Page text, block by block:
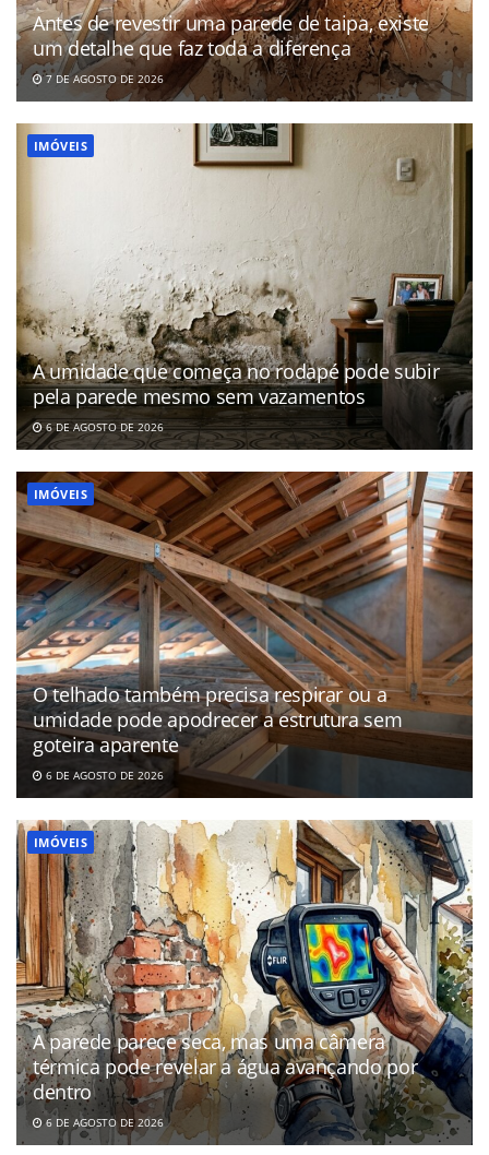
Antes de revestir uma parede de taipa, existe
um detalhe que faz toda a diferença
7 DE AGOSTO DE 2026
IMÓVEIS
A umidade que começa no rodapé pode subir
pela parede mesmo sem vazamentos
6 DE AGOSTO DE 2026
IMÓVEIS
O telhado também precisa respirar ou a
umidade pode apodrecer a estrutura sem
goteira aparente
6 DE AGOSTO DE 2026
IMÓVEIS
A parede parece seca, mas uma câmera
térmica pode revelar a água avançando por
dentro
6 DE AGOSTO DE 2026